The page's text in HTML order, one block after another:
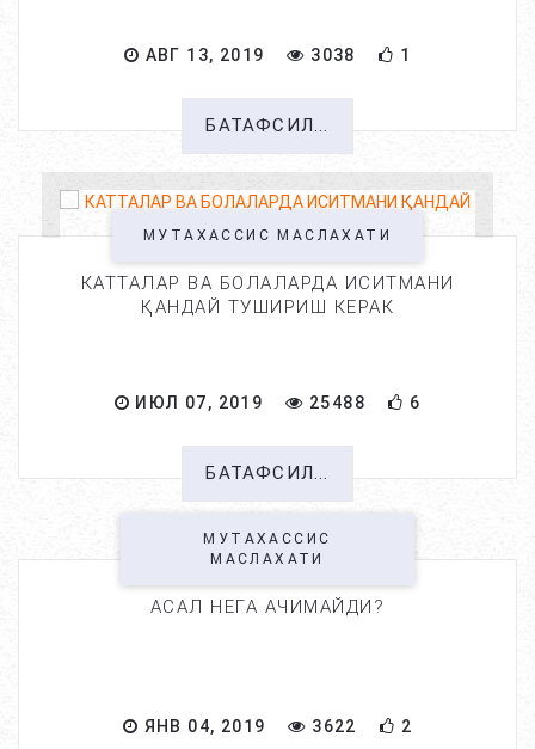
АВГ 13, 2019 3038 1
БАТАФСИЛ...
МУТАХАССИС МАСЛАХАТИ
КАТТАЛАР ВА БОЛАЛАРДА ИСИТМАНИ
ҚАНДАЙ ТУШИРИШ КЕРАК
ИЮЛ 07, 2019 25488 6
БАТАФСИЛ...
МУТАХАССИС
МАСЛАХАТИ
АСАЛ НЕГА АЧИМАЙДИ?
ЯНВ 04, 2019 3622 2